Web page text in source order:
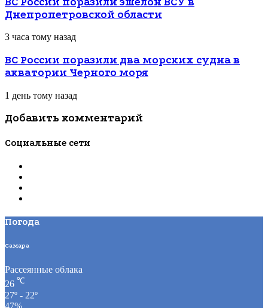
Днепропетровской области
3 часа тому назад
ВС России поразили два морских судна в
акватории Черного моря
1 день тому назад
Добавить комментарий
Социальные сети
Погода
Самара
Рассеянные облака
26 ℃
27º - 22º
47%